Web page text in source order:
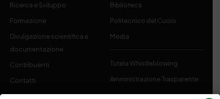
Ricerca e Sviluppo
Formazione
Divulgazione scientifica e
documentazione
Contribuenti
Contatti
Biblioteca
Politecnico del Cuoio
Media
Tutela Whistleblowing
Amministrazione Trasparente